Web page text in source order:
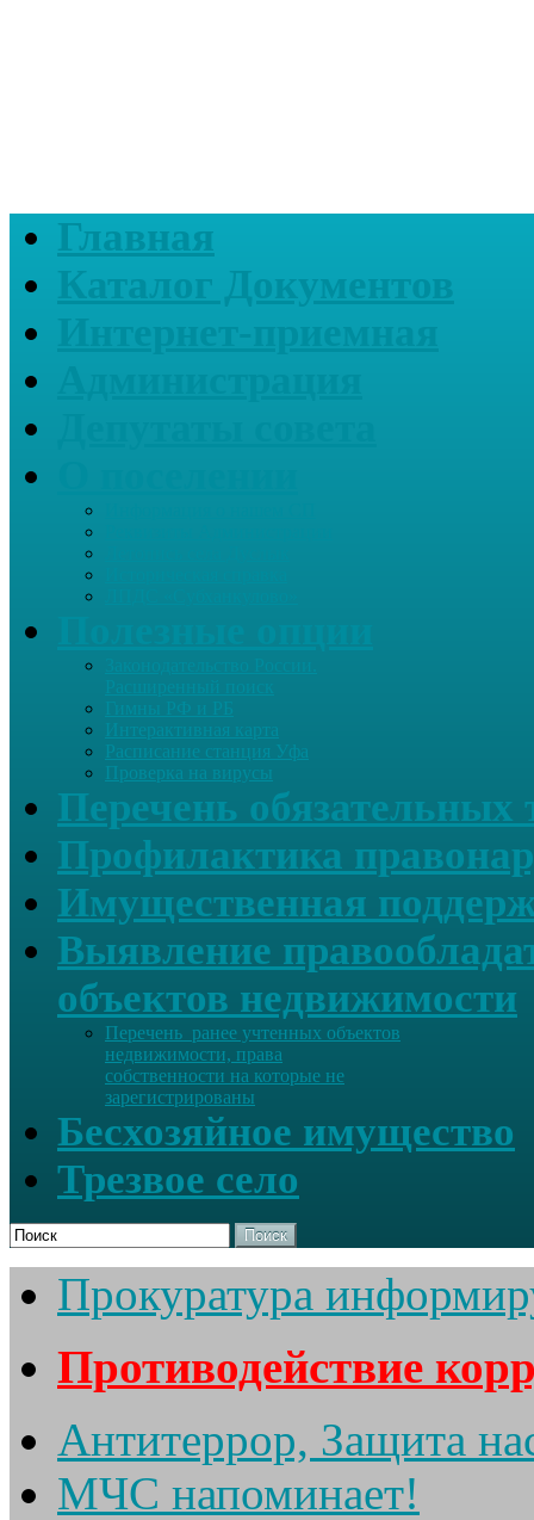
Главная
Каталог Документов
Интерактивная карта
Расписание станция Уфа
Проверка на вирусы
Перечень обязательных
Профилактика
Имущественная
Выявление
объектов недвижимости
Перечень ранее учтенных объектов
недвижимости, права
собственности на которые не
зарегистрированы
Бесхозяйное имущество
Трезвое село
Поиск
Прокуратура
Противодействие
Антитеррор, Защита
МЧС напоминает!